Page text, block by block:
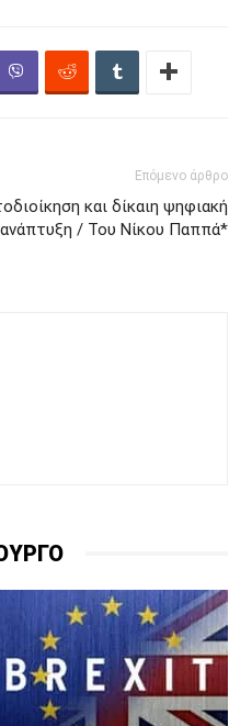
Επόμενο άρθρο
και δίκαιη ψηφιακή
ανάπτυξη / Του Νίκου Παππά*